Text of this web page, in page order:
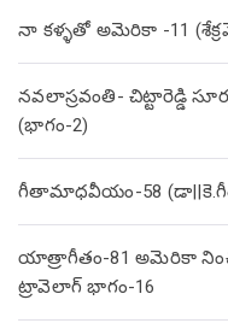
నా కళ్ళతో అమెరికా -11
నవలాస్రవంతి- చిట్టారెడ్డి
(భాగం-2)
గీతామాధవీయం-58
యాత్రాగీతం-81 అమెరికా నించి
ట్రావెలాగ్ భాగం-16